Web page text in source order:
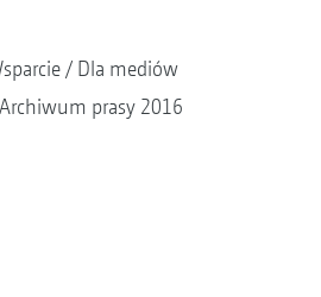
Dla mediów
Archiwum prasy 2016